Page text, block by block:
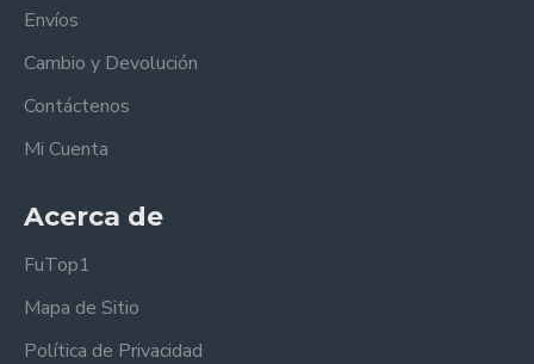
Envíos
Cambio y Devolución
Contáctenos
Mi Cuenta
Acerca de
FuTop1
Mapa de Sitio
Política de Privacidad